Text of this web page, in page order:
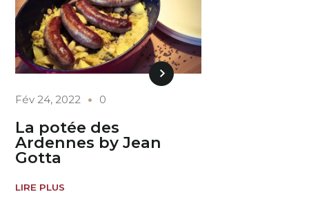
Fév 24, 2022 0
La potée des
Ardennes by Jean
Gotta
LIRE PLUS